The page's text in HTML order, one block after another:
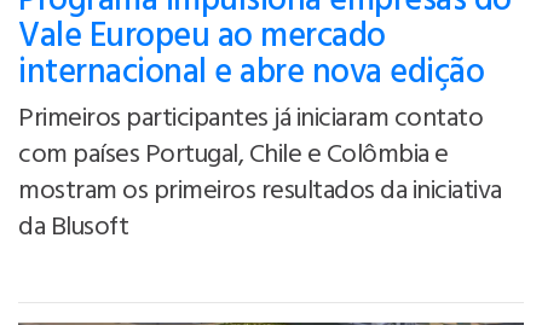
Vale Europeu ao mercado
internacional e abre nova edição
Primeiros participantes já iniciaram contato
com países Portugal, Chile e Colômbia e
mostram os primeiros resultados da iniciativa
da Blusoft